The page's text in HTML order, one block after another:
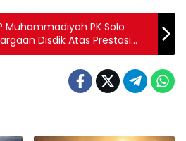
Muhammadiyah PK Solo
Disdik Atas Prestasi